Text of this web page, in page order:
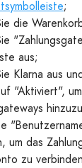
;
die
aus;
Klarna aus
"Aktiviert",
um das
zu